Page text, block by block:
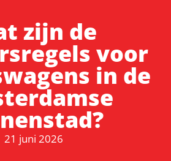
zijn de
voor
in de
21 juni 2026